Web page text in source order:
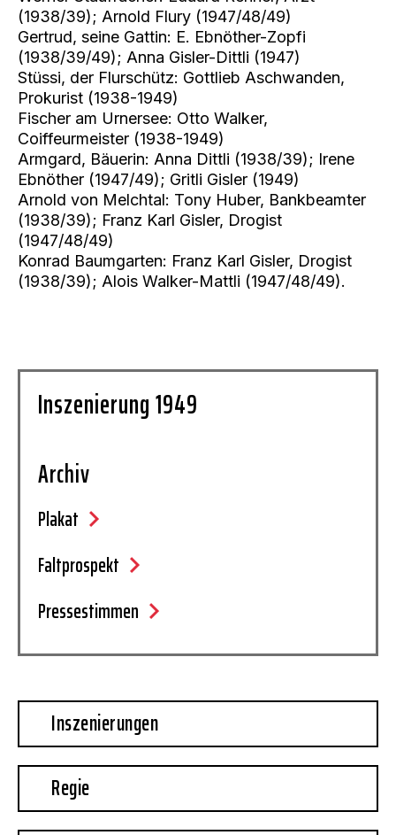
(1938/39); Arnold Flury (1947/48/49)
Gertrud, seine Gattin: E. Ebnöther-Zopfi
(1938/39/49); Anna Gisler-Dittli (1947)
Stüssi, der Flurschütz: Gottlieb Aschwanden,
Prokurist (1938-1949)
Fischer am Urnersee: Otto Walker,
Coiffeurmeister (1938-1949)
Armgard, Bäuerin: Anna Dittli (1938/39); Irene
Ebnöther (1947/49); Gritli Gisler (1949)
Arnold von Melchtal: Tony Huber, Bankbeamter
(1938/39); Franz Karl Gisler, Drogist
(1947/48/49)
Konrad Baumgarten: Franz Karl Gisler, Drogist
(1938/39); Alois Walker-Mattli (1947/48/49).
Inszenierung 1949
Archiv
Plakat
Faltprospekt
Pressestimmen
Inszenierungen
Regie